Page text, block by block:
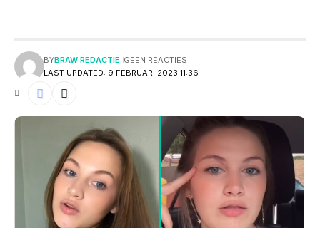
LAST UPDATED: 9 FEBRUARI 2023 11:36
BYBRAW REDACTIE GEEN REACTIES